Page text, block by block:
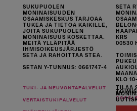
SUKUPUOLEN
MONINAISUUDEN
OSAAMISKESKUS TARJOAA
TUKEA JA TIETOA KAIKILLE,
JOITA SUKUPUOLEN
MONINAISUUS KOSKETTAA.
MEITÄ YLLÄPITÄÄ
IHMISOIKEUSJÄRJESTÖ
SETA JA RAHOITTAA STEA.
SETAN Y-TUNNUS: 0661747-4
SETA
KRS
00530
KLO
TUKI- JA NEUVONTAPALVELUT
VERTAISTUKIPALVELUT
TILAA